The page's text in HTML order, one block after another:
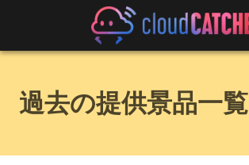
過去の提供景品一覧